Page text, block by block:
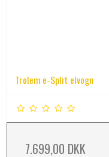
Trolem e-Split elvogn
7.699,00 DKK